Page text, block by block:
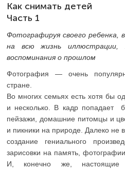
Как снимать детей
Часть 1
Фотографируя своего ребенка,
на всю жизнь
воспоминания о прошлом
Фотография — очень
стране.
Во многих семьях есть хотя бы
и несколько. В кадр
пейзажи, домашние питомцы и
и пикники на природе. Далеко не
создание гениального
зарисовки на память,
И, конечно же, настоящие